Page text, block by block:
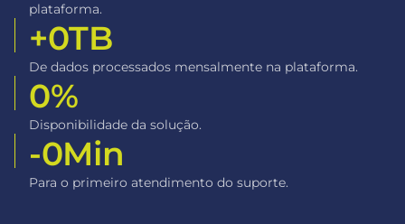
plataforma.
De dados processados mensalmente na plataforma.
+0TB
Disponibilidade da solução.
0%
Para o primeiro atendimento do suporte.
-0Min